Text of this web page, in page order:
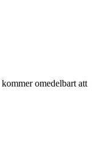
kommer omedelbart att